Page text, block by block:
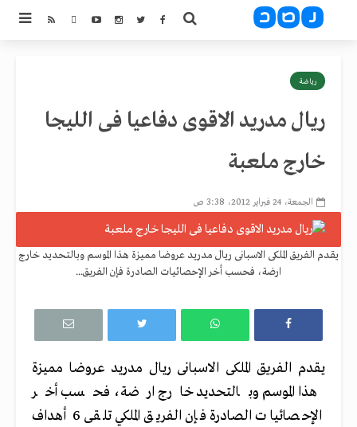
رياضة
ريال مدريد الاقوى دفاعيا فى الليجا
خارج ملعبة
الجمعة، 24 فبراير 2012، 3:38 ص
يقدم الفريق الملكى الاسبانى ريال مدريد عروضا مميزة هذا الموسم وبالتحديد خارج
ارضة، فحسب أخر الإحصائيات الصادرة فإن الفريق...
يقدم الفريق الملكى الاسبانى ريال مدريد عروضا مميزة
هذا الموسم وبالتحديد خارج ارضة، فحسب أخر
الإحصائيات الصادرة فإن الفريق الملكي تلقى 6 أهداف